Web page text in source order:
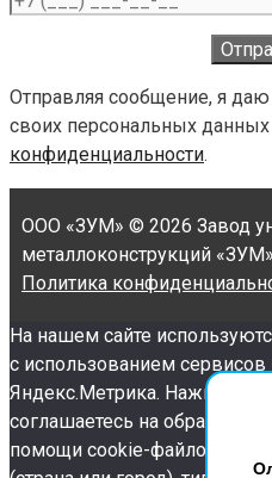
Отправляя сообщение, я даю
своих персональных данных
конфиденциальности.
ООО «ЗУМ» © 2026 Завод
металлоконструкций «ЗУМ»
Политика
На нашем сайте
с использованием сервисов
Яндекс.Метрика. Нажимая
соглашаетесь на обработку
помощи cookie-файлов (ваш